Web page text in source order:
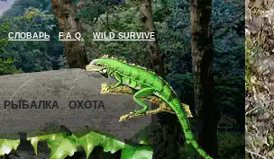
СЛОВАРЬ F.A.Q. WILD SURVIVE
РЫБАЛКА ОХОТА